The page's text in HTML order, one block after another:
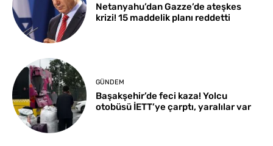
Netanyahu’dan Gazze’de ateşkes
krizi! 15 maddelik planı reddetti
GÜNDEM
Başakşehir’de feci kaza! Yolcu
otobüsü İETT’ye çarptı, yaralılar var